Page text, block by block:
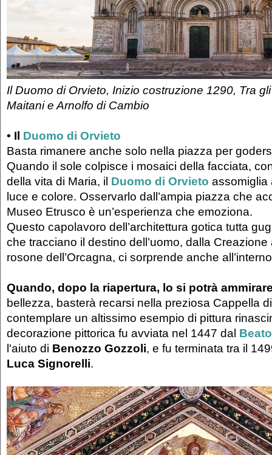
Il Duomo di Orvieto, Inizio costruzione 1290, Tra
Maitani e Arnolfo di Cambio
• Il Duomo di Orvieto
Basta rimanere anche solo nella piazza per
Quando il sole colpisce i mosaici della facciata,
della vita di Maria, il Duomo di Orvieto assomiglia
luce e colore. Osservarlo dall’ampia piazza che
Museo Etrusco è un’esperienza che emoziona.
Questo capolavoro dell’architettura gotica tutta
che tracciano il destino dell’uomo, dalla Creazione
rosone dell’Orcagna, ci sorprende anche
Quando, dopo la riapertura, lo si potrà
bellezza, basterà recarsi nella preziosa Cappella
contemplare un altissimo esempio di pittura
decorazione pittorica fu avviata nel 1447 dal
l'aiuto di Benozzo Gozzoli, e fu terminata tra il
Luca Signorelli.